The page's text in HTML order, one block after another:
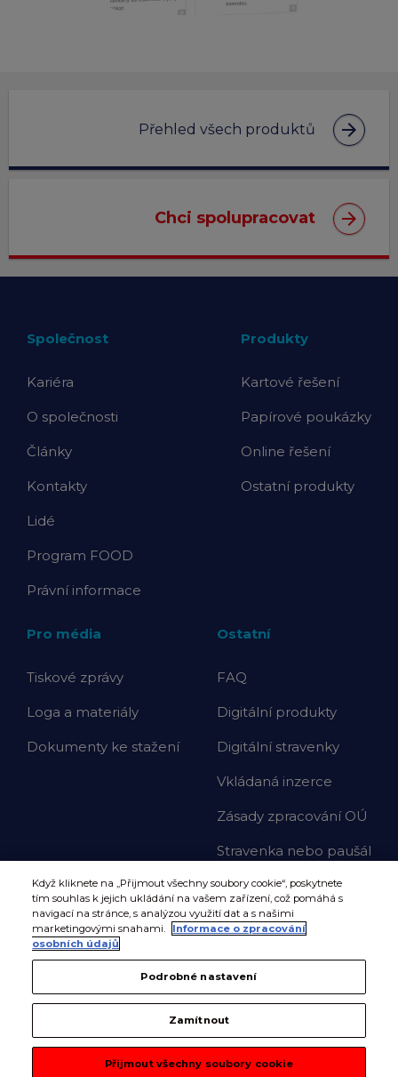
Přehled všech produktů arrow_forward
Chci spolupracovat arrow_forward
Společnost
Kariéra
O společnosti
Články
Kontakty
Lidé
Program FOOD
Právní informace
Produkty
Kartové řešení
Papírové poukázky
Online řešení
Ostatní produkty
Pro média
Tiskové zprávy
Loga a materiály
Dokumenty ke stažení
Ostatní
FAQ
Digitální produkty
Digitální stravenky
Vkládaná inzerce
Zásady zpracování OÚ
Stravenka nebo paušál
Když kliknete na „Přijmout všechny soubory cookie“, poskytnete
tím souhlas k jejich ukládání na vašem zařízení, což pomáhá s
navigací na stránce, s analýzou využití dat a s našimi
marketingovými snahami.
Informace o zpracování
osobních údajů
Podrobné nastavení
Zamítnout
Přijmout všechny soubory cookie